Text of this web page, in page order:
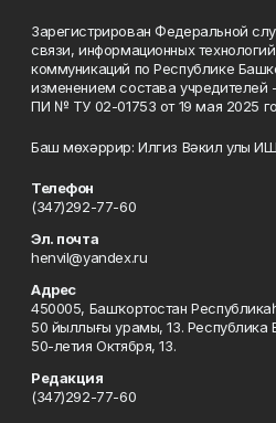
Зарегистрирован Федеральной
связи, информационных
коммуникаций по Республике
изменением состава учредителей
ПИ № ТУ 02-01753 от 19 мая 2025
Баш мөхәррир: Илгиз Вәкил улы
Телефон
(347)292-77-60
Эл. почта
henvil@yandex.ru
Адрес
450005, Башҡортостан
50 йыллығы урамы, 13. Республика
50-летия Октября, 13.
Редакция
(347)292-77-60